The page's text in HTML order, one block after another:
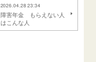
2026.04.28 23:34
障害年金 もらえない人
はこんな人